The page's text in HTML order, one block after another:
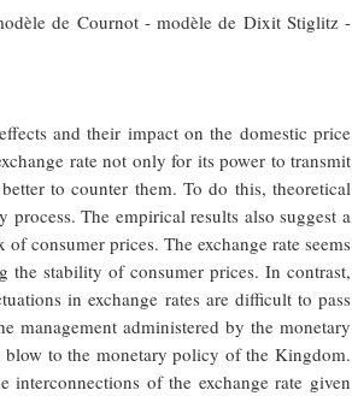
de Cournot - modèle de Dixit Stiglitz -
and their impact on the domestic price
rate not only for its power to transmit
to counter them. To do this, theoretical
The empirical results also suggest a
consumer prices. The exchange rate seems
the stability of consumer prices. In contrast,
in exchange rates are difficult to pass
management administered by the monetary
to the monetary policy of the Kingdom.
of the exchange rate given